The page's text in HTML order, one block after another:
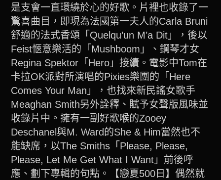
是支會一直環繞於心的好歌。片裡也收錄了一
驚喜曲目，即現為法國第一夫人的Carla Bruni
舒適的法式香頌「Quelqu’un M’a Dit」，後以
Feist愜意樂活的「Mushboom」、鋼琴才女
Regina Spektor「Hero」接續。電影中Tom在
卡拉OK派對所演唱的Pixies樂團的「Here
Comes Your Man」，也找來新民謠女歌手
Meaghan Smith另外詮釋、賦予女聲版風味並
收錄片中。擁有一副好歌喉的Zooey
Deschanel與M. Ward的She & Him當然也不
能缺席，以The Smiths「Please, Please,
Please, Let Me Get What I Want」前後呼
應、劃下專輯的句點。【戀夏500日】偶然就